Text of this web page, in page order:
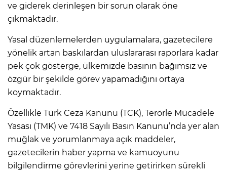
ve giderek derinleşen bir sorun olarak öne
çıkmaktadır.
Yasal düzenlemelerden uygulamalara, gazetecilere
yönelik artan baskılardan uluslararası raporlara kadar
pek çok gösterge, ülkemizde basının bağımsız ve
özgür bir şekilde görev yapamadığını ortaya
koymaktadır.
Özellikle Türk Ceza Kanunu (TCK), Terörle Mücadele
Yasası (TMK) ve 7418 Sayılı Basın Kanunu’nda yer alan
muğlak ve yorumlanmaya açık maddeler,
gazetecilerin haber yapma ve kamuoyunu
bilgilendirme görevlerini yerine getirirken sürekli